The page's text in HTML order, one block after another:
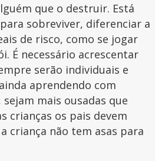
que o destruir. Está
sobreviver, diferenciar a
de risco, como se jogar
É necessário acrescentar
serão individuais e
aprendendo com
mais ousadas que
crianças os pais devem
criança não tem asas para